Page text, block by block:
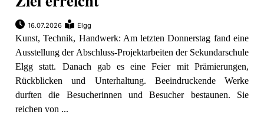
16.07.2026 Elgg
Kunst, Technik, Handwerk: Am letzten Donnerstag fand eine
Ausstellung der Abschluss-Projektarbeiten der Sekundarschule
Elgg statt. Danach gab es eine Feier mit Prämierungen,
Rückblicken und Unterhaltung. Beeindruckende Werke
durften die Besucherinnen und Besucher bestaunen. Sie
reichen von ...